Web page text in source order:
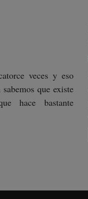
veces y eso
que existe
hace bastante